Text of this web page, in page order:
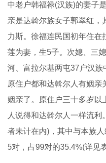
中老户韩福禄(汉族)的妻子
亲是达斡尔族女子郭翠红，
力斯。徐福连民国初年住在
莲为妻，生5子。次媳、三
河、富拉尔基两屯37户汉
原住户都和达斡尔人有姻亲
姻亲了。原住户三十多岁以
人说得和达斡尔人一样流
者未计在内)，其中与本族
5对，占99对的35.4%(详见